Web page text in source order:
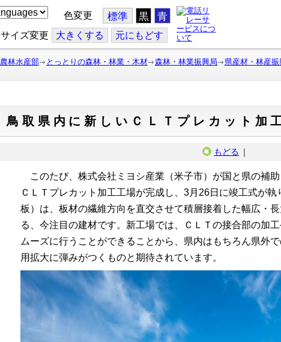
色変更 標準 黒 青
サイズ変更 大きくする 元にもどす
農林水産部 とっとりの森林・林業・木材 森林・林業振興局 県産材・林産振
鳥取県内に新しいＣＬＴプレカット加
もどる ｜
このたび、株式会社ミヨシ産業（米子市）が国と県の補助
ＣＬＴプレカット加工工場が完成し、3月26日に竣工式が
板）は、板材の繊維方向を直交させて積層接着した幅広・
る、今注目の建材です。新工場では、ＣＬＴの接合部の加
ムーズに行うことができることから、県内はもちろん県外
用拡大に弾みがつくものと期待されています。